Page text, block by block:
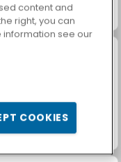
Scala 40
content and
right, you can
information see our
COOKIES